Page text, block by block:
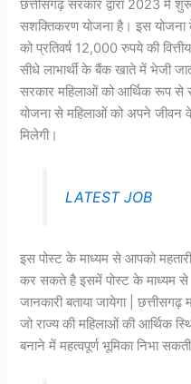
छत्तीसगढ़ सरकार द्वारा 2023 में
सशक्तिकरण योजना है। इस योजना
को प्रतिवर्ष 12,000 रुपये की
सीधे लाभार्थी के बैंक खाते में भेजी
सरकार महिलाओं को आर्थिक रूप से
योजना से महिलाओं को अपने जीवन
मिलेगी।
LATEST JOB
इस पोस्ट के माध्यम से आपको
कर सकते है इसमें पोस्ट के माध्यम
जानकारी बताया जायेगा | छत्तीसगढ़
जो राज्य की महिलाओं की आर्थिक
बनाने में महत्वपूर्ण भूमिका निभा